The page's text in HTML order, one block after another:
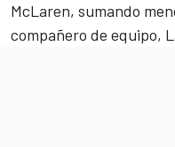
McLaren, sumando
compañero de equipo,